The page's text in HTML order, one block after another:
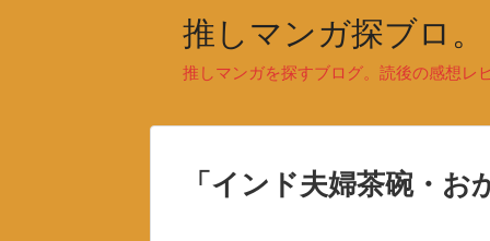
推しマンガ探ブロ。
推しマンガを探すブログ。読後の感想レ
「 インド夫婦茶碗・お